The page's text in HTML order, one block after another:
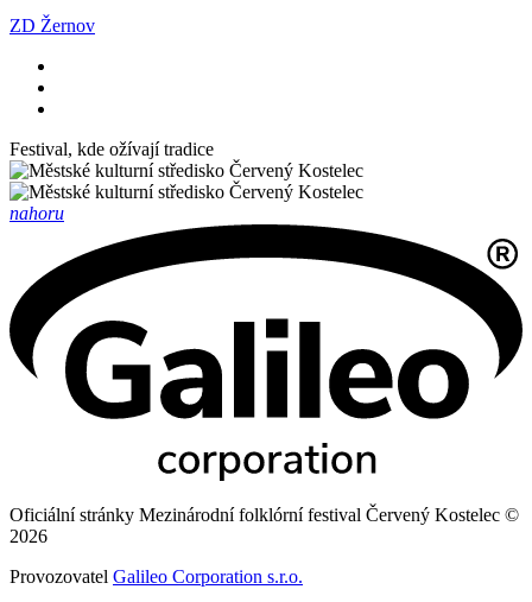
ZD Žernov
Festival, kde ožívají tradice
nahoru
Oficiální stránky Mezinárodní folklórní festival Červený Kostelec ©
2026
Provozovatel Galileo Corporation s.r.o.